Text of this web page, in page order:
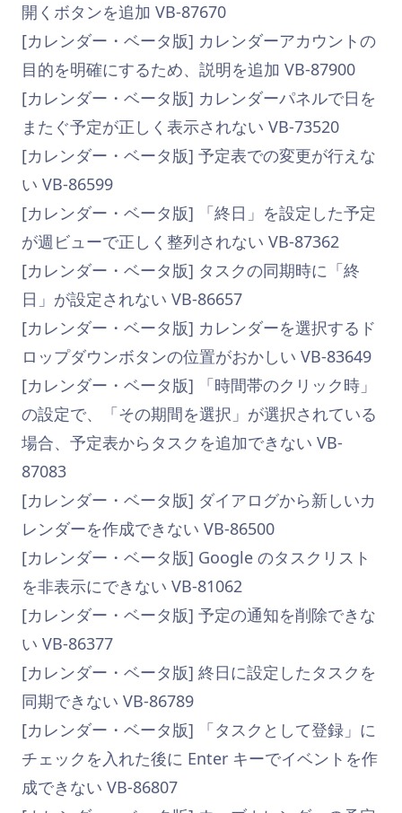
開くボタンを追加 VB-87670
[カレンダー・ベータ版] カレンダーアカウントの
目的を明確にするため、説明を追加 VB-87900
[カレンダー・ベータ版] カレンダーパネルで日を
またぐ予定が正しく表示されない VB-73520
[カレンダー・ベータ版] 予定表での変更が行えな
い VB-86599
[カレンダー・ベータ版] 「終日」を設定した予定
が週ビューで正しく整列されない VB-87362
[カレンダー・ベータ版] タスクの同期時に「終
日」が設定されない VB-86657
[カレンダー・ベータ版] カレンダーを選択するド
ロップダウンボタンの位置がおかしい VB-83649
[カレンダー・ベータ版] 「時間帯のクリック時」
の設定で、「その期間を選択」が選択されている
場合、予定表からタスクを追加できない VB-
87083
[カレンダー・ベータ版] ダイアログから新しいカ
レンダーを作成できない VB-86500
[カレンダー・ベータ版] Google のタスクリスト
を非表示にできない VB-81062
[カレンダー・ベータ版] 予定の通知を削除できな
い VB-86377
[カレンダー・ベータ版] 終日に設定したタスクを
同期できない VB-86789
[カレンダー・ベータ版] 「タスクとして登録」に
チェックを入れた後に Enter キーでイベントを作
成できない VB-86807